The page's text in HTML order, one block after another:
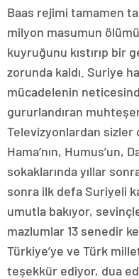
Baas rejimi tamamen
milyon masumun
kuyruğunu kıstırıp bir
zorunda kaldı. Suriye
mücadelenin
gururlandıran
Televizyonlardan sizler
Hama’nın, Humus’un,
sokaklarında yıllar
sonra ilk defa Suriyeli
umutla bakıyor,
mazlumlar 13 senedir
Türkiye’ye ve Türk
teşekkür ediyor, dua